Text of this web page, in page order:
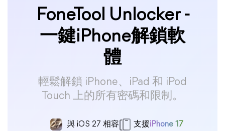
FoneTool Unlocker -
一鍵iPhone解鎖軟
體
輕鬆解鎖 iPhone、iPad 和 iPod
Touch 上的所有密碼和限制。
與 iOS 27 相容 支援iPhone 17